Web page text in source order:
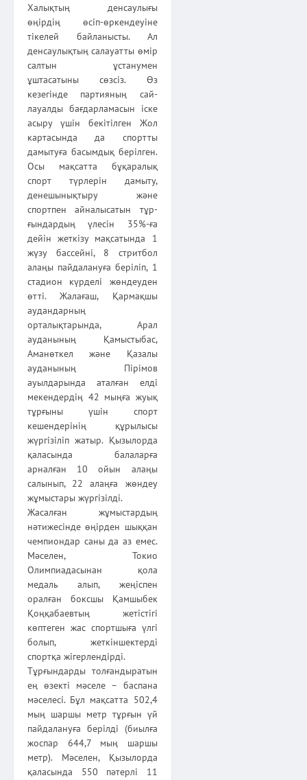
Халықтың денсаулығы
өңірдің өсіп-өркендеуіне
тікелей байланысты. Ал
денсаулықтың салауатты өмір
салтын ұстанумен
ұштасатыны сөзсіз. Өз
кезегінде партияның сай­
лауалды бағдарламасын іске
асыру үшін бекітілген Жол
карта­сында да спортты
дамытуға басымдық беріл­ген.
Осы мақсатта бұқаралық
спорт түрлерін дамыту,
денешы­нықтыру және
спортпен айналысатын тұр­
ғындардың үлесін 35%-ға
дейін жеткізу мақсатында 1
жүзу бассейні, 8 стритбол
алаңы пайдалануға беріліп, 1
стадион күрделі жөндеуден
өтті. Жалағаш, Қармақшы
аудандарның
орталықтарында, Арал
ауданының Қамыстыбас,
Аманөткел және Қазалы
ауданының Пірімов
ауылдарында аталған елді
мекендердің 42 мыңға жуық
тұрғыны үшін спорт
кешендерінің құрылысы
жүргізіліп жатыр. Қызылорда
қала­сында балаларға
арналған 10 ойын алаңы
салынып, 22 алаңға жөндеу
жұмыстары жүргізілді.
Жасалған жұмыстардың
нәтижесінде өңірден шыққан
чемпион­дар саны да аз емес.
Мәселен, Токио
Олимпиадасынан қола
медаль алып, жеңіспен
оралған боксшы Қамшыбек
Қоңқабаевтың жетістігі
көптеген жас спортшыға үлгі
болып, жеткіншектерді
спортқа жігерлендірді.
Тұрғындарды толғандыратын
ең өзекті мәселе – баспана
мәселесі. Бұл мақсатта 502,4
мың шаршы метр тұрғын үй
пайдалануға берілді (биылға
жоспар 644,7 мың шаршы
метр). Мәселен, Қызылорда
қаласында 550 пәтерлі 11